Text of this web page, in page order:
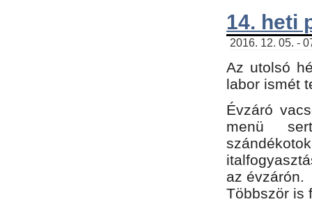
14. heti
2016. 12. 05. -
Az utolsó
labor ismét
Évzáró
menü
az évzárón.
Többször is